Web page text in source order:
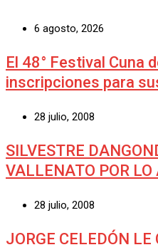
6 agosto, 2026
El 48° Festival Cuna
inscripciones para
28 julio, 2008
SILVESTRE
VALLENATO POR LO
28 julio, 2008
JORGE CELEDÓN